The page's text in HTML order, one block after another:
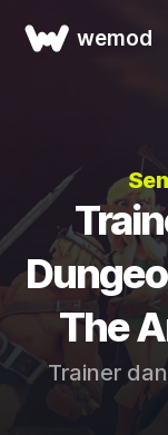
wemod
The
Trainer